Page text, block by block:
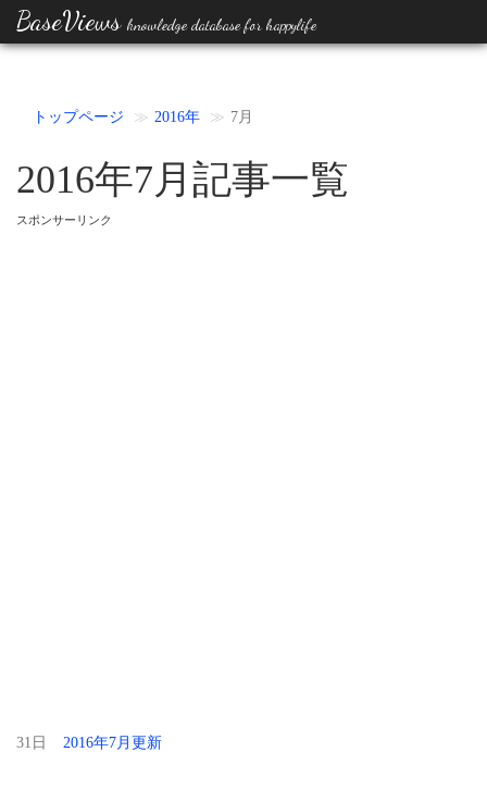
BaseViews knowledge database for happylife
トップページ 2016年 7月
2016年7月記事一覧
スポンサーリンク
31日 2016年7月更新